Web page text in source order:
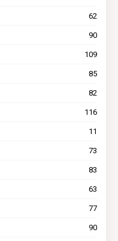
62
90
109
85
82
116
11
73
83
63
77
90